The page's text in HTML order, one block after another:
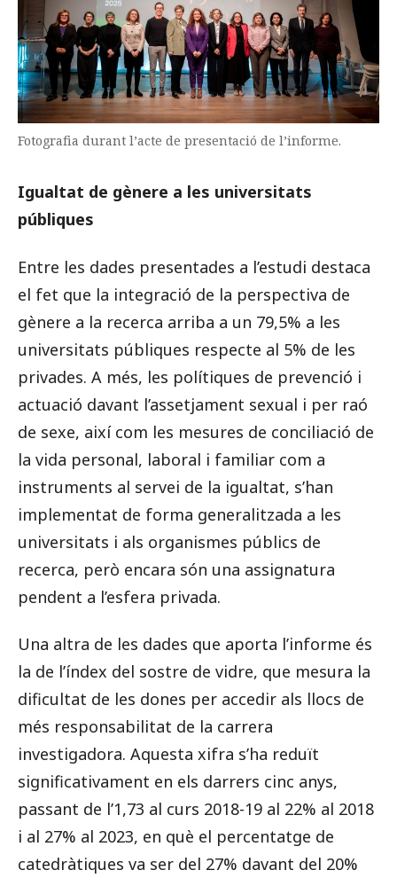
Fotografia durant l’acte de presentació de l’informe.
Igualtat de gènere a les universitats
públiques
Entre les dades presentades a l’estudi destaca
el fet que la integració de la perspectiva de
gènere a la recerca arriba a un 79,5% a les
universitats públiques respecte al 5% de les
privades. A més, les polítiques de prevenció i
actuació davant l’assetjament sexual i per raó
de sexe, així com les mesures de conciliació de
la vida personal, laboral i familiar com a
instruments al servei de la igualtat, s’han
implementat de forma generalitzada a les
universitats i als organismes públics de
recerca, però encara són una assignatura
pendent a l’esfera privada.
Una altra de les dades que aporta l’informe és
la de l’índex del sostre de vidre, que mesura la
dificultat de les dones per accedir als llocs de
més responsabilitat de la carrera
investigadora. Aquesta xifra s’ha reduït
significativament en els darrers cinc anys,
passant de l’1,73 al curs 2018-19 al 22% al 2018
i al 27% al 2023, en què el percentatge de
catedràtiques va ser del 27% davant del 20%